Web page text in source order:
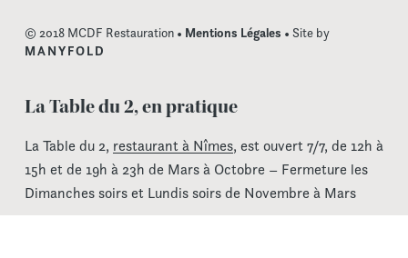
© 2018 MCDF Restauration • Mentions Légales • Site by
MANYFOLD
La Table du 2, en pratique
La Table du 2, restaurant à Nîmes, est ouvert 7/7, de 12h à
15h et de 19h à 23h de Mars à Octobre – Fermeture les
Dimanches soirs et Lundis soirs de Novembre à Mars